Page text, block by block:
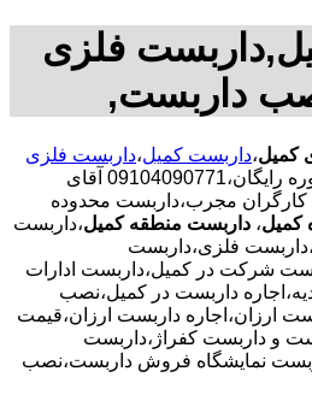
فلزی
داربست,
کمیل،داربست کمیل،داربست فلزی
30 در صد تخفیف مشاوره رایگان،09104090771 آقای
مجرب،داربست محدوده
کمیل، داربست منطقه کمیل،داربست
فلزی،داربست
شرکت در کمیل،داربست ادارات
داربست در کمیل،نصب
ارزان،اجاره داربست ارزان،قیمت
و داربست کفراژ،داربست
نمایشگاه فروش داربست،نصب